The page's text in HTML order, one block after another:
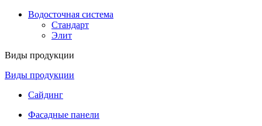
Водосточная система
Стандарт
Элит
Виды продукции
Виды продукции
Сайдинг
Фасадные панели